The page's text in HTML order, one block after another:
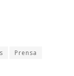
Prensa